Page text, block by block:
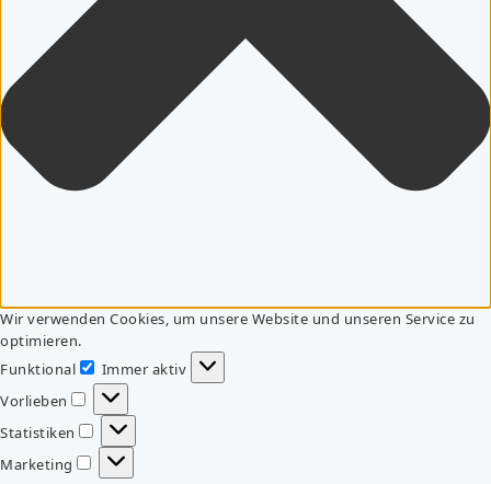
Wir verwenden Cookies, um unsere Website und unseren Service zu
optimieren.
Funktional
Funktional
Immer aktiv
Vorlieben
Vorlieben
Statistiken
Statistiken
Marketing
Marketing